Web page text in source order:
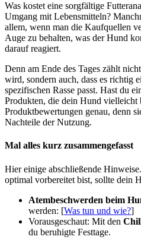
Was kostet eine sorgfältige
Umgang mit Lebensmitteln?
allem, wenn man die Kaufquellen
Auge zu behalten, was der Hund
darauf reagiert.
Denn am Ende des Tages zählt
wird, sondern auch, dass es richtig
spezifischen Rasse passt. Hast du
Produkten, die dein Hund vielleicht
Produktbewertungen genau, denn
Nachteile der Nutzung.
Mal alles kurz zusammengefasst
Hier einige abschließende
optimal vorbereitet bist, sollte dein
Atembeschwerden beim
werden: [Was tun und wie?]
Vorausgeschaut: Mit den
du beruhigte Festtage.